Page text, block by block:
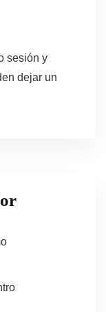
sesión y
dejar un